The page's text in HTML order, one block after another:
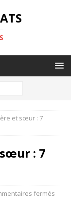
et sœur : 7
: 7
fermés